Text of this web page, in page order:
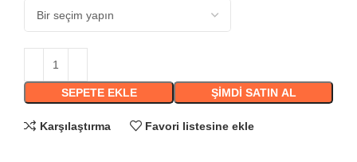
SEPETE EKLE ŞIMDI SATIN AL
Karşılaştırma Favori listesine ekle